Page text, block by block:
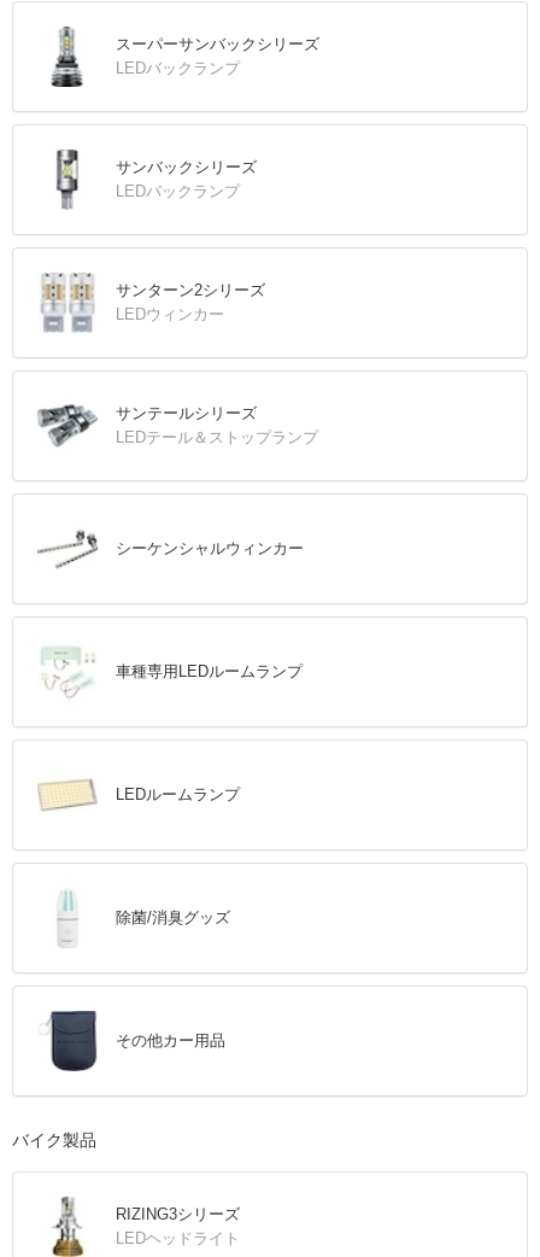
スーパーサンバックシリーズ
LEDバックランプ
サンバックシリーズ
LEDバックランプ
サンターン2シリーズ
LEDウィンカー
サンテールシリーズ
LEDテール＆ストップランプ
シーケンシャルウィンカー
車種専用LEDルームランプ
LEDルームランプ
除菌/消臭グッズ
その他カー用品
バイク製品
RIZING3シリーズ
LEDヘッドライト